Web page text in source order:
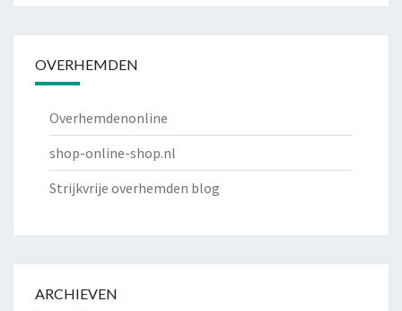
OVERHEMDEN
Overhemdenonline
shop-online-shop.nl
Strijkvrije overhemden blog
ARCHIEVEN